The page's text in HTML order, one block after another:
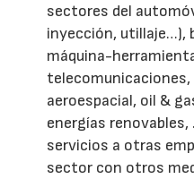
sectores del
inyección, utillaje…),
máquina-
aeroespacial, oil &
energías
servicios a otras
sector con otros